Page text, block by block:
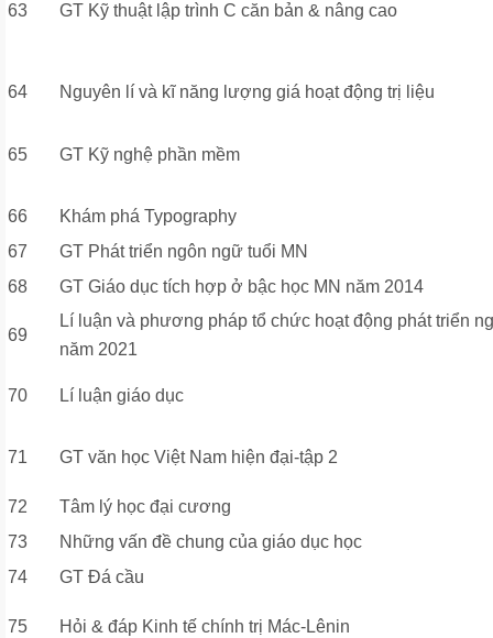
63 GT Kỹ thuật lập trình C căn bản & nâng cao
64 Nguyên lí và kĩ năng lượng giá hoạt động trị liệu
65 GT Kỹ nghệ phần mềm
66
Khám phá Typography
67
GT Phát triển ngôn ngữ tuổi MN
68
GT Giáo dục tích hợp ở bậc học MN năm 2014
69
Lí luận và phương pháp tổ chức hoạt động phát triển
năm 2021
70 Lí luận giáo dục
71 GT văn học Việt Nam hiện đại-tập 2
72
Tâm lý học đại cương
73
Những vấn đề chung của giáo dục học
74
GT Đá cầu
75 Hỏi & đáp Kinh tế chính trị Mác-Lênin